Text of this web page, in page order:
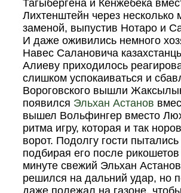
Тагыбергена и Кенжебека
Лихтенштейн через несколько
заменой, выпустив Нотаро и
И даже оживились немного
Навес Салановича
Алиеву приходилось
слишком успокаиваться и
Вороговского вышли
появился Эльхан Астанов
вышел Вольфингер вместо
ритма игру, которая и так
ворот. Подолгу гости
подбирая его после
минуте свежий Эльхан
решился на дальний удар, но
даже полежал на газоне,